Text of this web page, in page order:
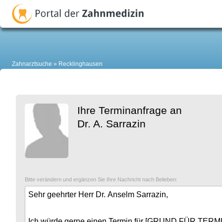
Zahnarztsuche Recklinghausen
Ihre Terminanfrage an
Dr. A. Sarrazin
Bitte verändern und ergänzen Sie Ihre Nachricht nach Belieben: